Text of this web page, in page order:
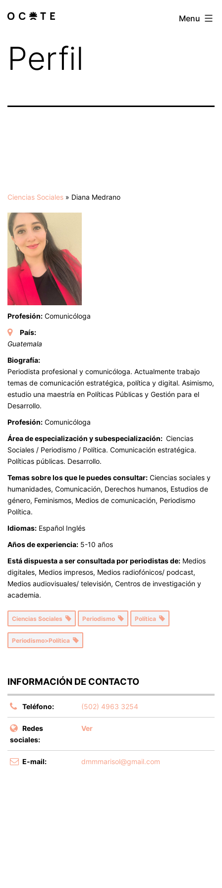
toLas
Menu
Perfil
Ciencias Sociales » Diana Medrano
Profesión: Comunicóloga
País:
Guatemala
Biografía:
Periodista profesional y comunicóloga. Actualmente trabajo
temas de comunicación estratégica, política y digital. Asimismo,
estudio una maestría en Políticas Públicas y Gestión para el
Desarrollo.
Profesión: Comunicóloga
Área de especialización y subespecialización: Ciencias
Sociales / Periodismo / Política. Comunicación estratégica.
Políticas públicas. Desarrollo.
Temas sobre los que le puedes consultar: Ciencias sociales y
humanidades, Comunicación, Derechos humanos, Estudios de
género, Feminismos, Medios de comunicación, Periodismo
Política.
Idiomas: Español Inglés
Años de experiencia: 5-10 años
Está dispuesta a ser consultada por periodistas de: Medios
digitales, Medios impresos, Medios radiofónicos/ podcast,
Medios audiovisuales/ televisión, Centros de investigación y
academia.
Ciencias Sociales Periodismo Política
Periodismo>Política
INFORMACIÓN DE CONTACTO
Teléfono: (502) 4963 3254
Redes
sociales:
Ver
E-mail: dmmmarisol@gmail.com